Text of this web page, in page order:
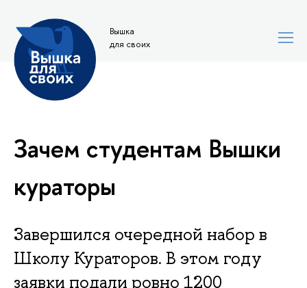
Вышка
для своих
Зачем студентам Вышки
кураторы
Завершился очередной набор в
Школу Кураторов. В этом году
заявки подали ровно 1200